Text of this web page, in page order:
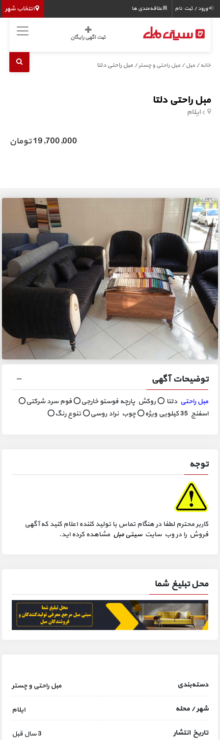
انتخاب شهر ورود / ثبت نام علاقه‌مندی ها
ثبت اگهی رایگان
خانه /مبل/مبل راحتی و چستر/ مبل راحتی دلتا
مبل راحتی دلتا
ایلام
19,700,000 تومان
توضیحات آگهی
مبل راحتی دلتا ⭕ روکش پارچه فوستو خارجی⭕ فوم سرد شرکتی⭕
اسفنج 35 کیلویی ویژه⭕ چوب نراد روسی⭕ تنوع رنگ⭕
توجه
کاربر محترم لطفا در هنگام تماس با تولید کننده اعلام کنید که آگهی
فروش را در وب سایتسیتی مبل مشاهده کرده اید.
محل تبلیغ شما
دسته‌بندی مبل راحتی و چستر
شهر / محله ایلام
تاریخ انتشار 3 سال قبل